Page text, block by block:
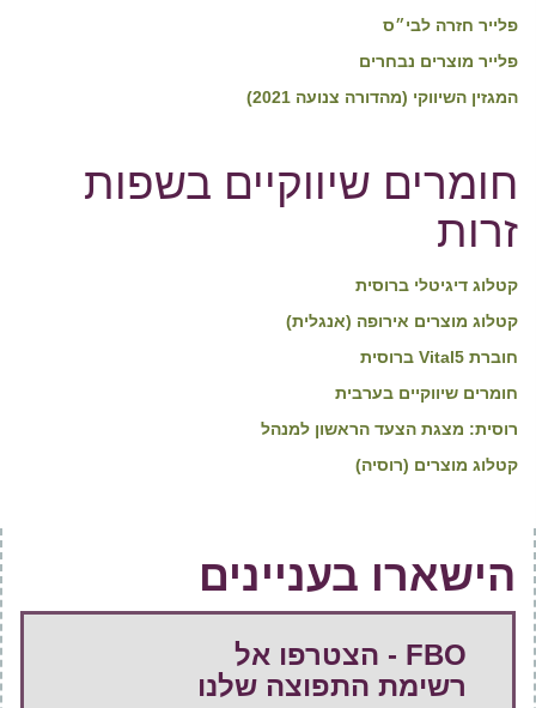
פלייר חזרה לבי״ס
פלייר מוצרים נבחרים
המגזין השיווקי (מהדורה צנועה 2021)
חומרים שיווקיים בשפות
זרות
קטלוג דיגיטלי ברוסית
קטלוג מוצרים אירופה (אנגלית)
חוברת Vital5 ברוסית
חומרים שיווקיים בערבית
רוסית: מצגת הצעד הראשון למנהל
קטלוג מוצרים (רוסיה)
הישארו בעניינים
FBO - הצטרפו אל
רשימת התפוצה שלנו